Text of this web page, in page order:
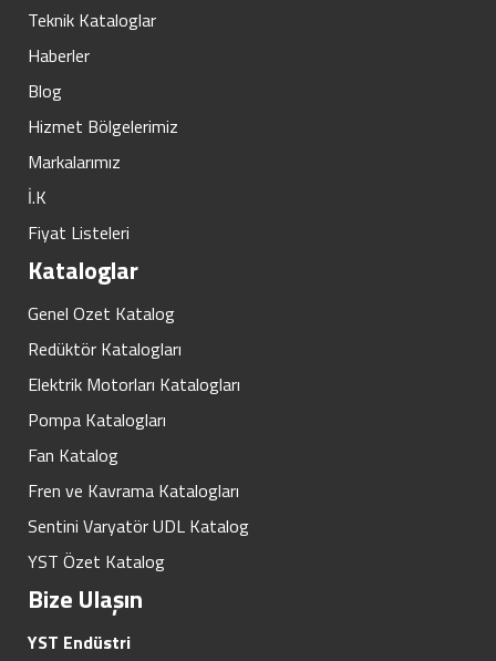
Teknik Kataloglar
Haberler
Blog
Hizmet Bölgelerimiz
Markalarımız
İ.K
Fiyat Listeleri
Kataloglar
Genel Ozet Katalog
Redüktör Katalogları
Elektrik Motorları Katalogları
Pompa Katalogları
Fan Katalog
Fren ve Kavrama Katalogları
Sentini Varyatör UDL Katalog
YST Özet Katalog
Bize Ulaşın
YST Endüstri